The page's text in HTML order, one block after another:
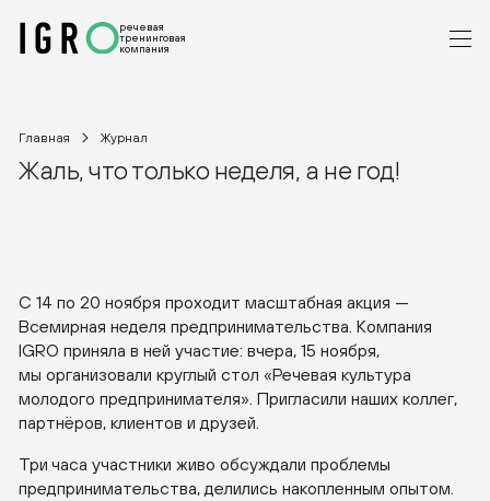
речевая
тренинговая
компания
Главная Журнал
Жаль, что только неделя, а не год!
С 14 по 20 ноября проходит масштабная акция —
Всемирная неделя предпринимательства. Компания
IGRO приняла в ней участие: вчера, 15 ноября,
мы организовали круглый стол «Речевая культура
молодого предпринимателя». Пригласили наших коллег,
партнёров, клиентов и друзей.
Три часа участники живо обсуждали проблемы
предпринимательства, делились накопленным опытом.